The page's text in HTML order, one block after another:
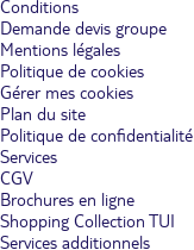
Conditions
Demande devis groupe
Mentions légales
Politique de cookies
Gérer mes cookies
Plan du site
Politique de confidentialité
Services
CGV
Brochures en ligne
Shopping Collection TUI
Services additionnels